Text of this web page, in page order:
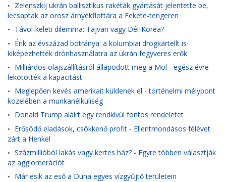
• Zelenszkij ukrán ballisztikus rakéták gyártását jelentette be,
lecsaptak az orosz árnyékflottára a Fekete-tengeren
• Távol-keleti dilemma: Tajvan vagy Dél-Korea?
• Érik az évszázad botránya: a kolumbiai drogkartellt is
kiképezhették drónhasználatra az ukrán fegyveres erők
• Milliárdos olajszállításról állapodott meg a Mol - egész évre
lekötötték a kapacitást
• Meglepően kevés amerikait küldenek el - történelmi mélypont
közelében a munkanélküliség
• Donald Trump aláírt egy rendkívül fontos rendeletet
• Erősödő eladások, csökkenő profit - Ellentmondásos félévet
zárt a Henkel
• Százmillióból lakás vagy kertes ház? - Egyre többen választják
az agglomerációt
• Már esik az eső a Duna egyes vízgyűjtő területein